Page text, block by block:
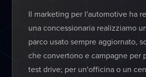
Il marketing per l'automotive ha
una concessionaria realizziamo
parco usato sempre aggiornato,
che convertono e campagne per
test drive; per un'officina o un